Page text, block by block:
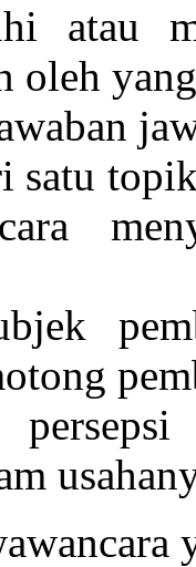
atau
oleh
satu